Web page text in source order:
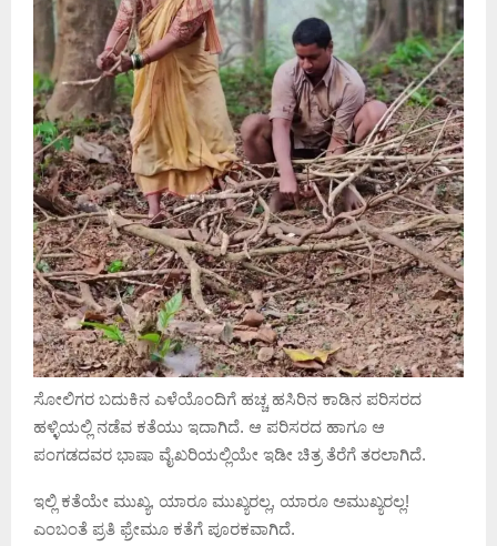
ಸೋಲಿಗರ ಬದುಕಿನ ಎಳೆಯೊಂದಿಗೆ ಹಚ್ಚ ಹಸಿರಿನ ಕಾಡಿನ ಪರಿಸರದ
ಹಳ್ಳಿಯಲ್ಲಿ ನಡೆವ ಕತೆಯು ಇದಾಗಿದೆ. ಆ ಪರಿಸರದ ಹಾಗೂ ಆ
ಪಂಗಡದವರ ಭಾಷಾ ವೈಖರಿಯಲ್ಲಿಯೇ ಇಡೀ ಚಿತ್ರ ತೆರೆಗೆ ತರಲಾಗಿದೆ.
ಇಲ್ಲಿ ಕತೆಯೇ ಮುಖ್ಯ, ಯಾರೂ ಮುಖ್ಯರಲ್ಲ, ಯಾರೂ ಅಮುಖ್ಯರಲ್ಲ!
ಎಂಬಂತೆ ಪ್ರತಿ ಫ್ರೇಮೂ ಕತೆಗೆ ಪೂರಕವಾಗಿದೆ.